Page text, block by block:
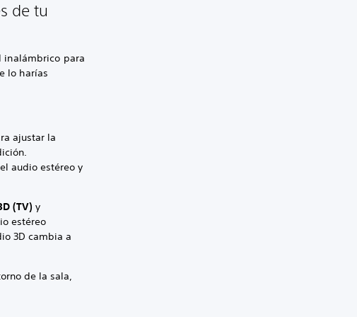
de tu
inalámbrico para
lo harías
ajustar la
audio estéreo y
(TV) y
estéreo
3D cambia a
de la sala,